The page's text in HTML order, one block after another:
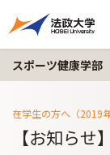
スポーツ健康学部
在学生の方へ（2019
【お知ら